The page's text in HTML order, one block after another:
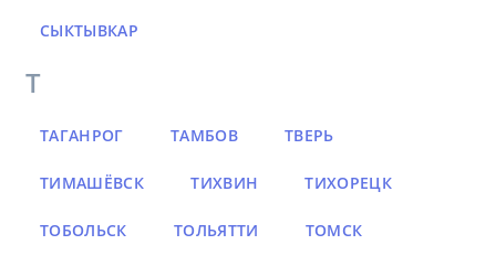
СЫКТЫВКАР
Т
ТАГАНРОГ ТАМБОВ ТВЕРЬ
ТИМАШЁВСК ТИХВИН ТИХОРЕЦК
ТОБОЛЬСК ТОЛЬЯТТИ ТОМСК